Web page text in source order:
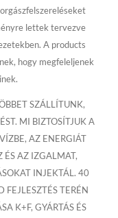
lettek tervezve
A products
hogy megfeleljenek
SZÁLLÍTUNK,
MI BIZTOSÍTJUK A
AZ ENERGIÁT
ÉS AZ IZGALMAT,
INJEKTÁL. 40
FEJLESZTÉS TERÉN
K+F, GYÁRTÁS ÉS